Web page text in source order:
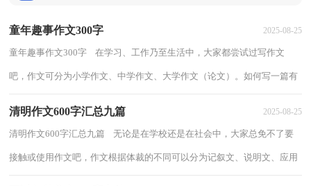
童年趣事作文300字 2025-08-25
童年趣事作文300字 在学习、工作乃至生活中，大家都尝试过写作文
吧，作文可分为小学作文、中学作文、大学作文（论文）。如何写一篇有
清明作文600字汇总九篇 2025-08-25
清明作文600字汇总九篇 无论是在学校还是在社会中，大家总免不了要
接触或使用作文吧，作文根据体裁的不同可以分为记叙文、说明文、应用